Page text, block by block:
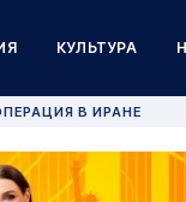
КУЛЬТУРА
В ИРАНЕ